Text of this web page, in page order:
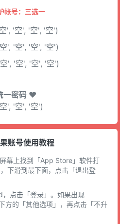
帐号：三选一
', '空', '空', '空')
', '空', '空', '空')
', '空', '空', '空')
一密码 ♥
', '空', '空')
账号使用教程
幕上找到「App Store」软件打
下滑到最下面，点击「退出登
点击「登录」。如果出现
方的「其他选项」，再点击「不升